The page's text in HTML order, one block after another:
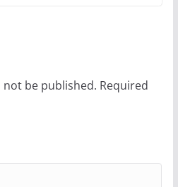
be published. Required